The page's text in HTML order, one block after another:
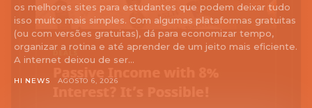
os melhores sites para estudantes que podem deixar tudo
isso muito mais simples. Com algumas plataformas gratuitas
(ou com versões gratuitas), dá para economizar tempo,
organizar a rotina e até aprender de um jeito mais eficiente.
A internet deixou de ser...
HI NEWS AGOSTO 6, 2026